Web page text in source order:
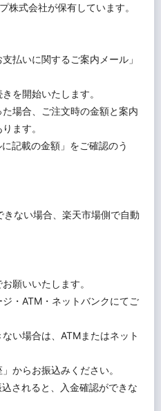
株式会社が保有しています。
払いに関するご案内メール」
を開始いたします。
場合、ご注文時の金額と案内
ます。
記載の金額」をご確認のう
きない場合、楽天市場側で自動
願いいたします。
・ATM・ネットバンクにてご
い場合は、ATMまたはネット
からお振込みください。
されると、入金確認ができな